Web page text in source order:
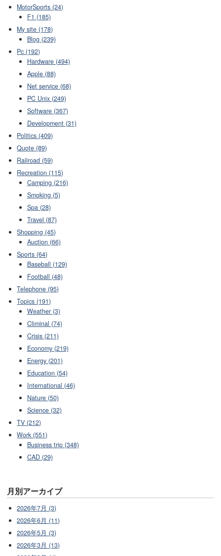
MotorSports (24)
F1 (185)
My site (178)
Blog (239)
Pc (192)
Hardware (494)
Apple (88)
Net service (68)
PC Unix (249)
Software (367)
Development (31)
Politics (409)
Quote (89)
Railroad (59)
Recreation (115)
Camping (216)
Smoking (5)
Spa (28)
Travel (87)
Shopping (45)
Auction (66)
Sports (64)
Baseball (129)
Football (48)
Telephone (95)
Topics (191)
Weather (3)
Climinal (74)
Crisis (211)
Economy (219)
Energy (201)
Education (54)
International (46)
Nature (50)
Science (32)
TV (212)
Work (551)
Business trip (348)
CAD (29)
月別アーカイブ
2026年7月 (3)
2026年6月 (11)
2026年5月 (3)
2026年3月 (13)